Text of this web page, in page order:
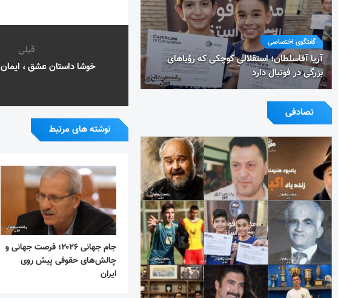
گفتگوی اختصاصی
آریا آقاسلطان؛ استقلالیِ کوچکی که رؤیاهای
بزرگی در فوتبال دارد
تصادفی
قبلی
خوشا داستان عشق ،
نوشته های مرتبط
جام جهانی ۲۰۲۶؛ فرصت جهانی و
چالش‌های حقوقی پیش روی
ایران